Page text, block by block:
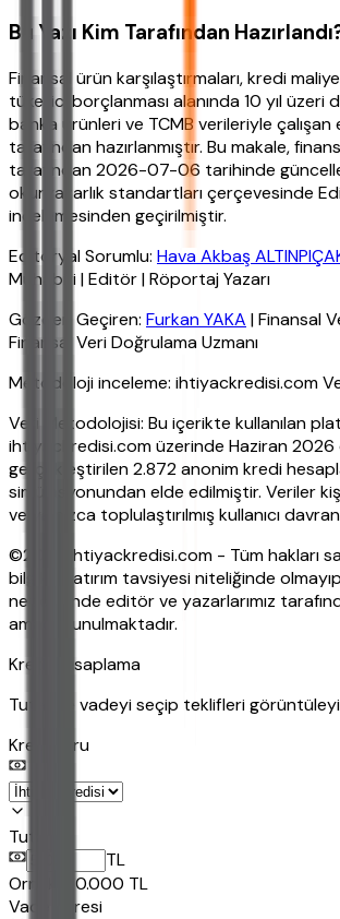
Bu Yazı Kim Tarafından
Finansal ürün karşılaştırmaları, kredi
tüketici borçlanması alanında 10 yıl üzeri
banka ürünleri ve TCMB verileriyle
tarafından hazırlanmıştır. Bu makale,
tarafından 2026-07-06 tarihinde
okuryazarlık standartları çerçevesinde
incelemesinden geçirilmiştir.
Editoryal Sorumlu: Hava Akbaş
Muhabiri | Editör | Röportaj Yazarı
Gözden Geçiren: Furkan YAKA | Finansal
Finansal Veri Doğrulama Uzmanı
Metodoloji inceleme: ihtiyackredisi.com
Veri Metodolojisi: Bu içerikte kullanılan
ihtiyackredisi.com üzerinde Haziran 2026
gerçekleştirilen 2.872 anonim kredi
simülasyonundan elde edilmiştir. Veriler
ve yalnızca toplulaştırılmış kullanıcı
©2026 ihtiyackredisi.com - Tüm hakları
bilgiler yatırım tavsiyesi niteliğinde
neticesinde editör ve yazarlarımız
amaçlı sunulmaktadır.
Kredi Hesaplama
Tutar ve vadeyi seçip teklifleri
Kredi Turu
Tutar
TL
Ornek:
50.000 TL
Vade Süresi